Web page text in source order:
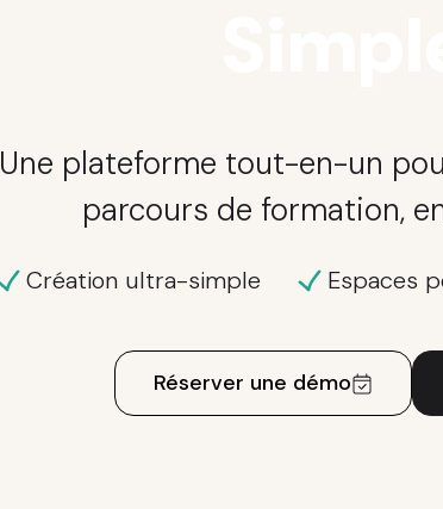
Une plateforme tout-en-un
parcours de formation,
Création ultra-simple Espaces
Réserver une démo